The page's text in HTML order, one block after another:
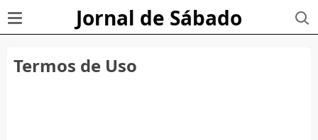
Jornal de Sábado
Termos de Uso